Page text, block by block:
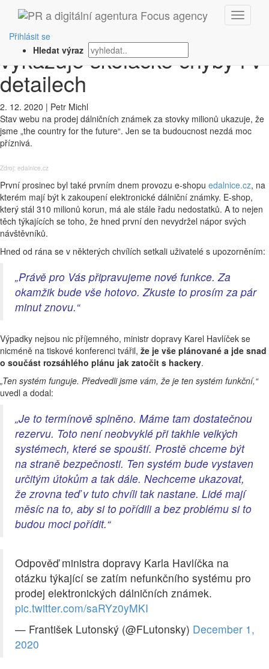
Přihlásit se
Hledat výraz
‹ Zpět
E-shop na dálniční známky
vykazuje školácké chyby i v
detailech
2. 12. 2020 | Petr Michl
Stav webu na prodej dálničních známek za stovky milionů ukazuje, že
jsme „the country for the future“. Jen se ta budoucnost nezdá moc
příznivá.
Zdroj: edalnice.cz
První prosinec byl také prvním dnem provozu e-shopu edalnice.cz, na
kterém mají být k zakoupení elektronické dálniční známky. E-shop,
který stál 310 milionů korun, má ale stále řadu nedostatků. A to nejen
těch týkajících se toho, že hned první den nevydržel nápor svých
návštěvníků.
Hned od rána se v některých chvílích setkali uživatelé s upozorněním:
„Právě pro Vás připravujeme nové funkce. Za
okamžik bude vše hotovo. Zkuste to prosím za pár
minut znovu.“
Výpadky nejsou nic příjemného, ministr dopravy Karel Havlíček se
nicméně na tiskové konferenci tvářil, že je vše plánované a jde snad
o součást rozsáhlého plánu jak zatočit s hackery.
„Ten systém funguje. Předvedli jsme vám, že je ten systém funkční,“
uvedl a dodal:
„Je to termínově splněno. Máme tam dostatečnou
rezervu. Toto není neobvyklé při takhle velkých
systémech, které se spouští. Prostě chceme být
na straně bezpečnosti. Ten systém bude vystaven
určitým útokům a tak dále. Nechceme ukazovat,
že zrovna teď v tuto chvíli tak nastane. Lidé mají
měsíc na to, aby si to pořídili a bez problému si to
budou moci pořídit.“
Odpověď ministra dopravy Karla Havlíčka na
otázku týkající se zatím nefunkčního systému pro
prodej elektronických dálničních známek.
pic.twitter.com/saRYz0yMKI
— František Lutonský (@FLutonsky) December 1,
2020